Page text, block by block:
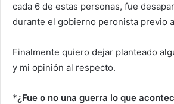
cada 6 de estas personas, fue
durante el gobierno peronista previo
Finalmente quiero dejar planteado
y mi opinión al respecto.
*¿Fue o no una guerra lo que